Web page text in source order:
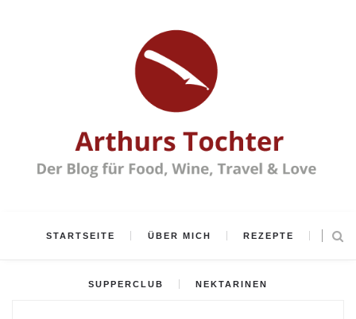
STARTSEITE ÜBER MICH REZEPTE
SUPPERCLUB NEKTARINEN